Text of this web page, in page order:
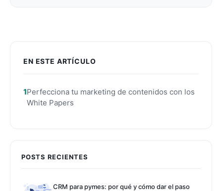
EN ESTE ARTÍCULO
Perfecciona tu marketing de contenidos con los
White Papers
POSTS RECIENTES
CRM para pymes: por qué y cómo dar el paso